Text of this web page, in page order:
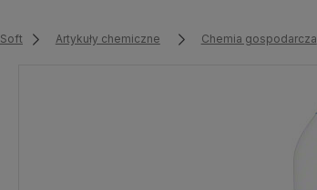
Soft Artykuły chemiczne Chemia gospodarcza